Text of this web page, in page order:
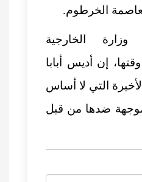
الخرطوم.
وزارة الخارجية
وقتها، إن أديس أبابا
التي لا أساس
ضدها من قبل